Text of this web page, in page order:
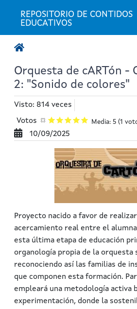
REPOSITORIO DE CONTIDOS
EDUCATIVOS
Orquesta de cARTón -
2: "Sonido de colores"
Visto: 814 veces
Votos Media: 5 (1
10/09/2025
Proyecto nacido a favor de
acercamiento real entre el
esta última etapa de educación
organología propia de la orquesta
reconociendo así las familias de
que componen esta formación.
empleará una metodología activa
experimentación, donde la